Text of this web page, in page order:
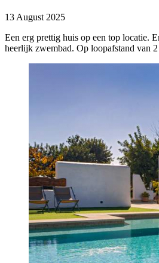
13 August 2025
Een erg prettig huis op een top locatie.
heerlijk zwembad. Op loopafstand van 2